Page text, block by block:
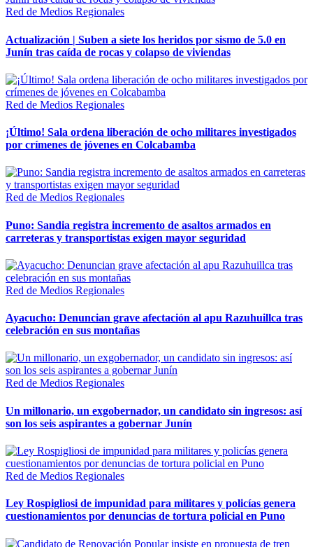
Red de Medios Regionales
Actualización | Suben a siete los heridos por sismo de 5.0 en
Junín tras caída de rocas y colapso de viviendas
Red de Medios Regionales
¡Último! Sala ordena liberación de ocho militares investigados
por crímenes de jóvenes en Colcabamba
Red de Medios Regionales
Puno: Sandia registra incremento de asaltos armados en
carreteras y transportistas exigen mayor seguridad
Red de Medios Regionales
Ayacucho: Denuncian grave afectación al apu Razuhuillca tras
celebración en sus montañas
Red de Medios Regionales
Un millonario, un exgobernador, un candidato sin ingresos: así
son los seis aspirantes a gobernar Junín
Red de Medios Regionales
Ley Rospigliosi de impunidad para militares y policías genera
cuestionamientos por denuncias de tortura policial en Puno